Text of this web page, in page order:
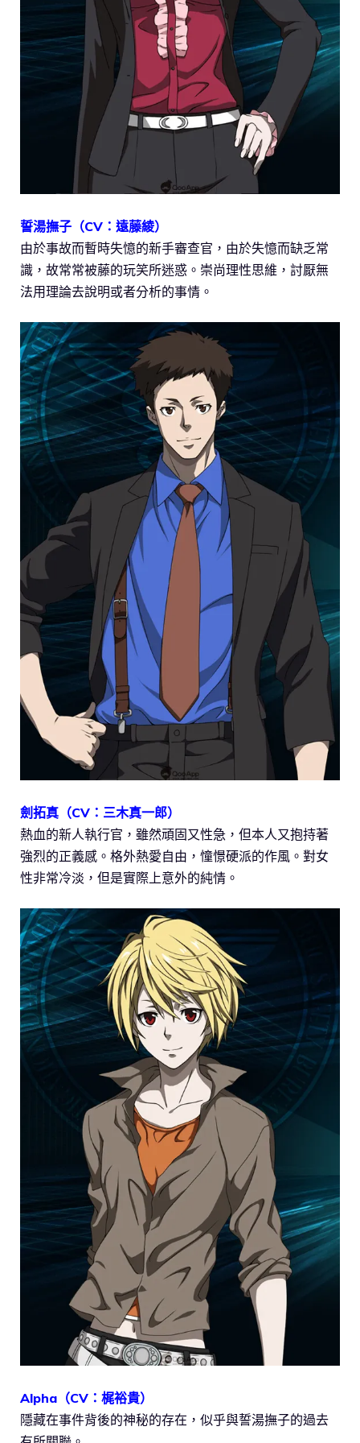
誓湯撫子（CV：遠藤綾）
由於事故而暫時失憶的新手審查官，由於失憶而缺乏常
識，故常常被藤的玩笑所迷惑。崇尚理性思維，討厭無
法用理論去說明或者分析的事情。
劍拓真（CV：三木真一郎）
熱血的新人執行官，雖然頑固又性急，但本人又抱持著
強烈的正義感。格外熱愛自由，憧憬硬派的作風。對女
性非常冷淡，但是實際上意外的純情。
Alpha（CV：梶裕貴）
隱藏在事件背後的神秘的存在，似乎與誓湯撫子的過去